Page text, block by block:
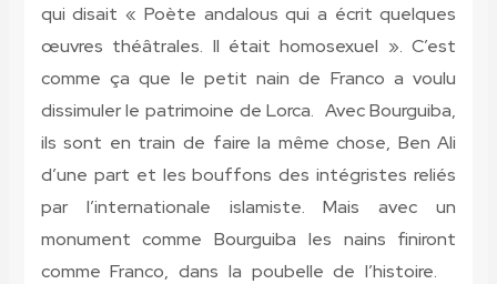
qui disait « Poète andalous qui a écrit quelques
œuvres théâtrales. Il était homosexuel ». C’est
comme ça que le petit nain de Franco a voulu
dissimuler le patrimoine de Lorca. Avec Bourguiba,
ils sont en train de faire la même chose, Ben Ali
d’une part et les bouffons des intégristes reliés
par l’internationale islamiste. Mais avec un
monument comme Bourguiba les nains finiront
comme Franco, dans la poubelle de l’histoire.